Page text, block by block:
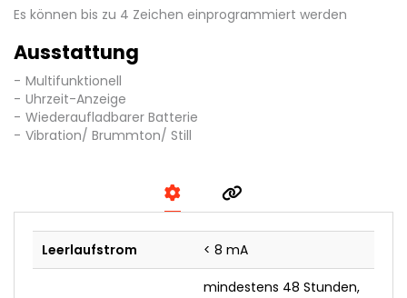
Es können bis zu 4 Zeichen einprogrammiert werden
Ausstattung
Multifunktionell
Uhrzeit-Anzeige
Wiederaufladbarer Batterie
Vibration/ Brummton/ Still
Leerlaufstrom < 8 mA
mindestens 48 Stunden,